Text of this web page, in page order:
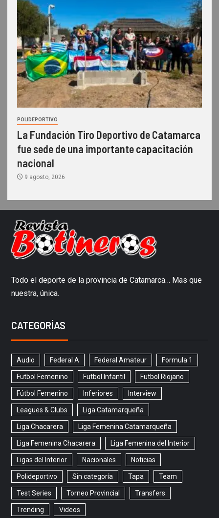
POLIDEPORTIVO
La Fundación Tiro Deportivo de Catamarca
fue sede de una importante capacitación
nacional
9 agosto, 2026
Todo el deporte de la provincia de Catamarca… Mas que
nuestra, única.
CATEGORÍAS
Audio Federal A Federal Amateur Formula 1
Futbol Femenino Futbol Infantil Futbol Riojano
Fútbol Femenino Inferiores Interview
Leagues & Clubs Liga Catamarqueña
Liga Chacarera Liga Femenina Catamarqueña
Liga Femenina Chacarera Liga Femenina del Interior
Ligas del Interior Nacionales Noticias
Polideportivo Sin categoría Tapa Team
Test Series Torneo Provincial Transfers
Trending Videos